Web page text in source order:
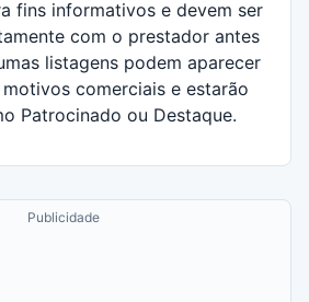
fins informativos e devem ser
com o prestador antes
listagens podem aparecer
comerciais e estarão
Patrocinado ou Destaque.
Publicidade